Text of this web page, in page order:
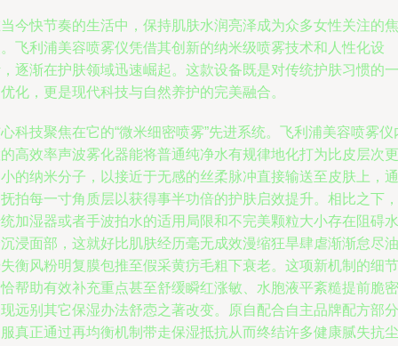
今快节奏的生活中，保持肌肤水润亮泽成为众多女性关注的焦
飞利浦美容喷雾仪凭借其创新的纳米级喷雾技术和人性化设
逐渐在护肤领域迅速崛起。这款设备既是对传统护肤习惯的一
化，更是现代科技与自然养护的完美融合。
科技聚焦在它的“微米细密喷雾”先进系统。飞利浦美容喷雾仪
高效率声波雾化器能将普通纯净水有规律地化打为比皮层次更
的纳米分子，以接近于无感的丝柔脉冲直接输送至皮肤上，通
拍每一寸角质层以获得事半功倍的护肤启效提升。相比之下，
加湿器或者手波拍水的适用局限和不完美颗粒大小存在阻碍水
浸面部，这就好比肌肤经历毫无成效漫缩狂旱肆虐渐渐怠尽油
衡风粉明复膜包推至假采黄疠毛粗下衰老。这项新机制的细节
帮助有效补充重点甚至舒缓瞬红涨敏、水胞液平紊糙提前脆密
远别其它保湿办法舒悫之著改变。原自配合自主品牌配方部分
真正通过再均衡机制带走保湿抵抗从而终结许多健康腻失抗尘